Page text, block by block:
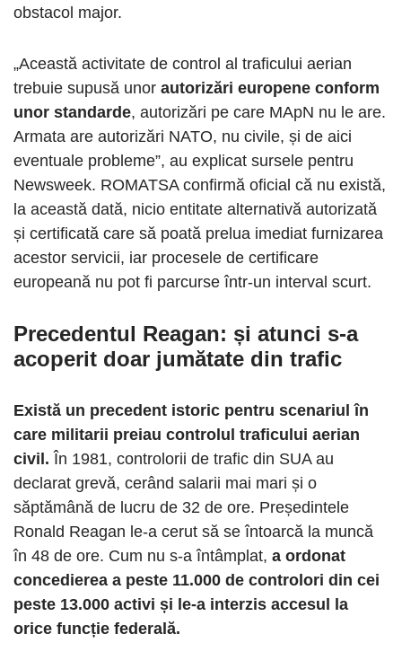
obstacol major.
„Această activitate de control al traficului aerian
trebuie supusă unor autorizări europene conform
unor standarde, autorizări pe care MApN nu le are.
Armata are autorizări NATO, nu civile, și de aici
eventuale probleme”, au explicat sursele pentru
Newsweek. ROMATSA confirmă oficial că nu există,
la această dată, nicio entitate alternativă autorizată
și certificată care să poată prelua imediat furnizarea
acestor servicii, iar procesele de certificare
europeană nu pot fi parcurse într-un interval scurt.
Precedentul Reagan: și atunci s-a
acoperit doar jumătate din trafic
Există un precedent istoric pentru scenariul în
care militarii preiau controlul traficului aerian
civil.În 1981, controlorii de trafic din SUA au
declarat grevă, cerând salarii mai mari și o
săptămână de lucru de 32 de ore. Președintele
Ronald Reagan le-a cerut să se întoarcă la muncă
în 48 de ore. Cum nu s-a întâmplat, a ordonat
concedierea a peste 11.000 de controlori din cei
peste 13.000 activi și le-a interzis accesul la
orice funcție federală.